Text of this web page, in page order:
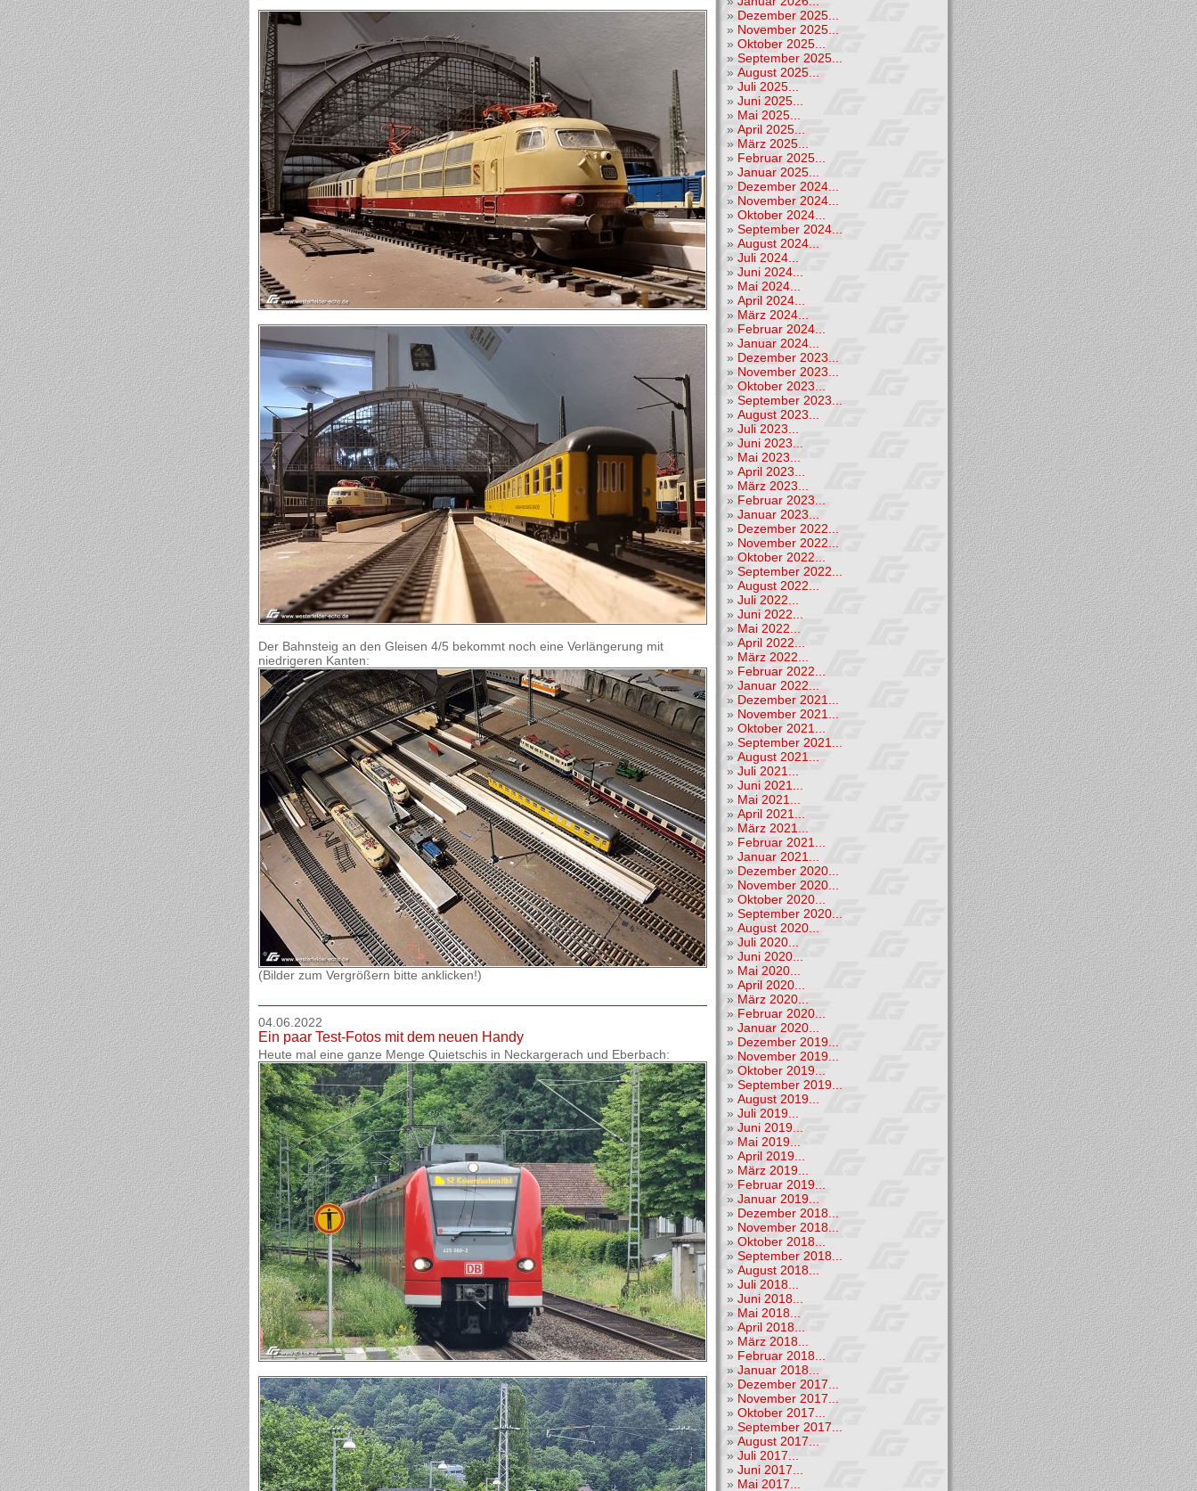
» Dezember 2025...
» November 2025...
» Oktober 2025...
» September 2025...
» August 2025...
» Juli 2025...
» Juni 2025...
» Mai 2025...
» April 2025...
» März 2025...
» Februar 2025...
» Januar 2025...
» Dezember 2024...
» November 2024...
» Oktober 2024...
» September 2024...
» August 2024...
» Juli 2024...
» Juni 2024...
» Mai 2024...
» April 2024...
» März 2024...
» Februar 2024...
» Januar 2024...
» Dezember 2023...
» November 2023...
» Oktober 2023...
» September 2023...
» August 2023...
» Juli 2023...
» Juni 2023...
» Mai 2023...
» April 2023...
» März 2023...
» Februar 2023...
» Januar 2023...
» Dezember 2022...
» November 2022...
» Oktober 2022...
» September 2022...
» August 2022...
» Juli 2022...
» Juni 2022...
» Mai 2022...
» April 2022...
» März 2022...
» Februar 2022...
» Januar 2022...
» Dezember 2021...
» November 2021...
» Oktober 2021...
» September 2021...
» August 2021...
» Juli 2021...
» Juni 2021...
» Mai 2021...
» April 2021...
» März 2021...
» Februar 2021...
» Januar 2021...
» Dezember 2020...
» November 2020...
» Oktober 2020...
» September 2020...
» August 2020...
» Juli 2020...
» Juni 2020...
» Mai 2020...
» April 2020...
» März 2020...
» Februar 2020...
» Januar 2020...
» Dezember 2019...
» November 2019...
» Oktober 2019...
» September 2019...
» August 2019...
» Juli 2019...
» Juni 2019...
» Mai 2019...
» April 2019...
» März 2019...
» Februar 2019...
» Januar 2019...
» Dezember 2018...
» November 2018...
» Oktober 2018...
» September 2018...
» August 2018...
» Juli 2018...
» Juni 2018...
» Mai 2018...
» April 2018...
» März 2018...
» Februar 2018...
» Januar 2018...
» Dezember 2017...
» November 2017...
» Oktober 2017...
» September 2017...
» August 2017...
» Juli 2017...
» Juni 2017...
» Mai 2017...
Der Bahnsteig an den Gleisen 4/5 bekommt noch eine Verlängerung mit
niedrigeren Kanten:
(Bilder zum Vergrößern bitte anklicken!)
04.06.2022
Ein paar Test-Fotos mit dem neuen Handy
Heute mal eine ganze Menge Quietschis in Neckargerach und Eberbach: